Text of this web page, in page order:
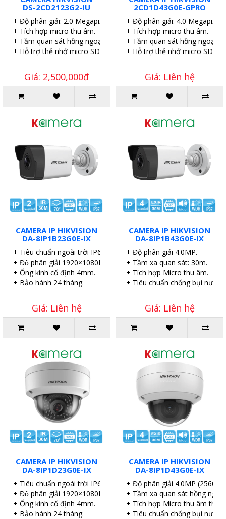
DS-2CD2123G2-IU
+ Độ phân giải: 2.0 Megapixel.
+ Tích hợp micro thu âm.
+ Tầm quan sát hồng ngoại: 40 mét.
+ Hỗ trợ thẻ nhớ micro SD 256GB.
Giá: 2,500,000đ
2CD1D43G0E-GPRO
+ Độ phân giải: 4.0 Megapixel.
+ Tích hợp micro thu âm.
+ Tầm quan sát hồng ngoại:
+ Hỗ trợ thẻ nhớ micro SD
Giá: Liên hệ
CAMERA IP HIKVISION
DA-8IP1B23G0E-IX
+ Tiêu chuẩn ngoài trời IP67.
+ Độ phân giải 1920×1080P.
+ Ống kính cố định 4mm.
+ Bảo hành 24 tháng.
Giá: Liên hệ
CAMERA IP HIKVISION
DA-8IP1B43G0E-IX
+ Độ phân giải 4.0MP.
+ Tầm xa quan sát: 30m.
+ Tích hợp Micro thu âm.
+ Tiêu chuẩn chống bụi nước
Giá: Liên hệ
CAMERA IP HIKVISION
DA-8IP1D23G0E-IX
+ Tiêu chuẩn ngoài trời IP67.
+ Độ phân giải 1920×1080P.
+ Ống kính cố định 4mm.
+ Bảo hành 24 tháng.
CAMERA IP HIKVISION
DA-8IP1D43G0E-IX
+ Độ phân giải 4.0MP
+ Tầm xa quan sát hồng
+ Tích hợp Micro thu âm
+ Tiêu chuẩn chống bụi nước